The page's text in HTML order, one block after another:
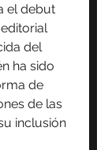
el debut
del
ha sido
de
de las
inclusión